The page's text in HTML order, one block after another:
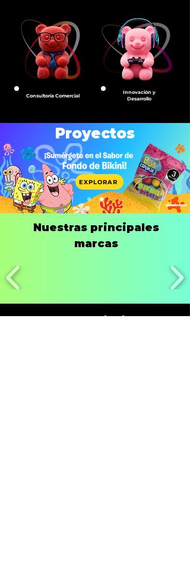
Consultoría Comercial
Innovación y
Desarrollo
Proyectos
EXPLORAR
Nuestras principales
marcas